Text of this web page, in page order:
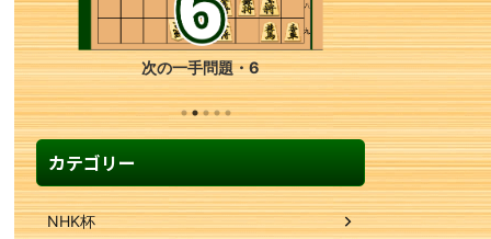
次の一手問題・25
カテゴリー
NHK杯